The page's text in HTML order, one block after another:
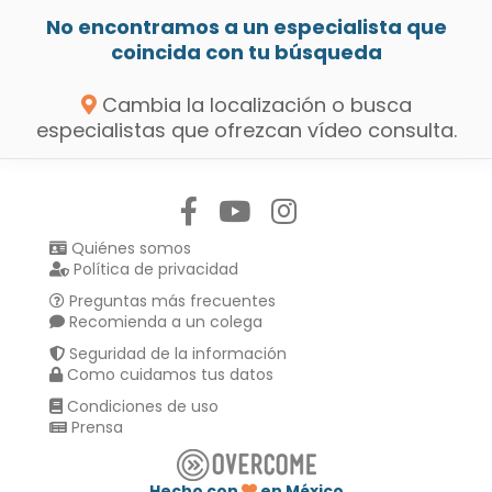
No encontramos a un especialista que
coincida con tu búsqueda
Cambia la localización o busca
especialistas que ofrezcan vídeo consulta.
Quiénes somos
Política de privacidad
Preguntas más frecuentes
Recomienda a un colega
Seguridad de la información
Como cuidamos tus datos
Condiciones de uso
Prensa